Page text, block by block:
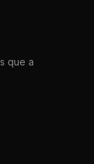
que a